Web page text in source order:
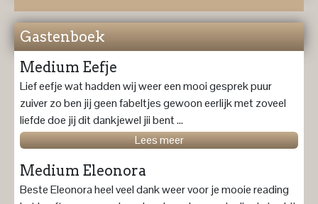
Gastenboek
Medium Eefje
Lief eefje wat hadden wij weer een mooi gesprek puur
zuiver zo ben jij geen fabeltjes gewoon eerlijk met zoveel
liefde doe jij dit dankjewel jii bent ...
Lees meer
Medium Eleonora
Beste Eleonora heel veel dank weer voor je mooie reading